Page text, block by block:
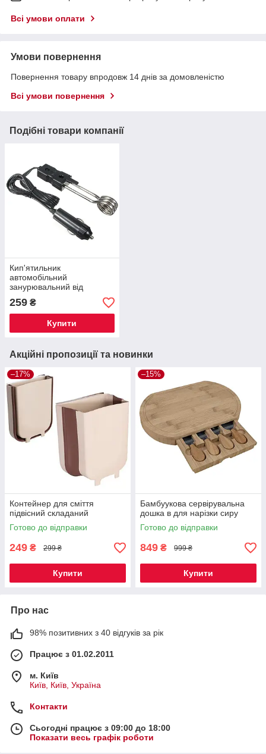
Всі умови оплати
Умови повернення
Повернення товару впродовж 14 днів за домовленістю
Всі умови повернення
Подібні товари компанії
Кип'ятильник
автомобільний
занурювальний від
прикурювача 12В
259 ₴
Купити
Акційні пропозиції та новинки
–17%
Контейнер для сміття
підвісний складаний
Готово до відправки
249 ₴ 299 ₴
Купити
–15%
Бамбуукова сервірувальна
дошка в для нарізки сиру
Готово до відправки
849 ₴ 999 ₴
Купити
Про нас
98% позитивних з 40 відгуків за рік
Працює з 01.02.2011
м. Київ
Київ, Київ, Україна
Контакти
Сьогодні працює з 09:00 до 18:00
Показати весь графік роботи